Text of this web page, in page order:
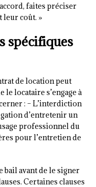
faites préciser
leur coût. »
spécifiques
de location peut
le locataire s’engage à
: – L’interdiction
d’entretenir un
professionnel du
pour l’entretien de
avant de le signer
Certaines clauses